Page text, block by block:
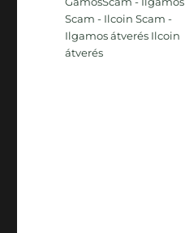
Scam - Ilcoin Scam -
Ilgamos átverés Ilcoin
átverés